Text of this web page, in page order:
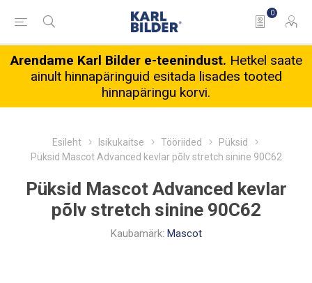
0
Arendame Karl Bilder e-teenindust. Hetkel saate
ainult hinnapäringuid esitada lisades tooted
hinnapäringu korvi.
Esileht Isikukaitse Tööriided
Püksid
Püksid Mascot Advanced kevlar põlv stretch sinine 90C62
Püksid Mascot Advanced kevlar
põlv stretch sinine 90C62
Kaubamärk: Mascot